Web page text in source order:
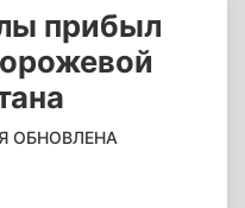
прибыл
ОБНОВЛЕНА